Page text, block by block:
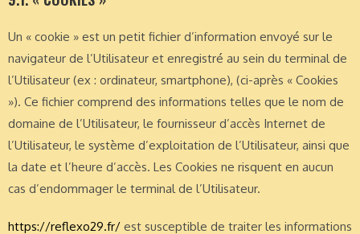
Un « cookie » est un petit fichier d’information envoyé sur le
navigateur de l’Utilisateur et enregistré au sein du terminal de
l’Utilisateur (ex : ordinateur, smartphone), (ci-après « Cookies
»). Ce fichier comprend des informations telles que le nom de
domaine de l’Utilisateur, le fournisseur d’accès Internet de
l’Utilisateur, le système d’exploitation de l’Utilisateur, ainsi que
la date et l’heure d’accès. Les Cookies ne risquent en aucun
cas d’endommager le terminal de l’Utilisateur.
https://reflexo29.fr/ est susceptible de traiter les informations